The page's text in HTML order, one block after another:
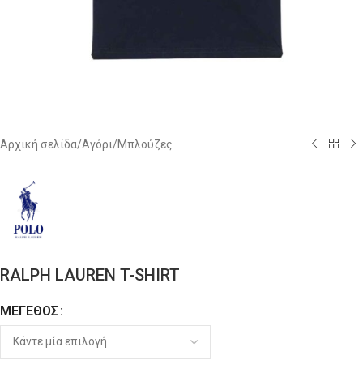
Αρχική σελίδα/Αγόρι/Μπλούζες
RALPH LAUREN T-SHIRT
ΜΈΓΕΘΟΣ
Alternative: